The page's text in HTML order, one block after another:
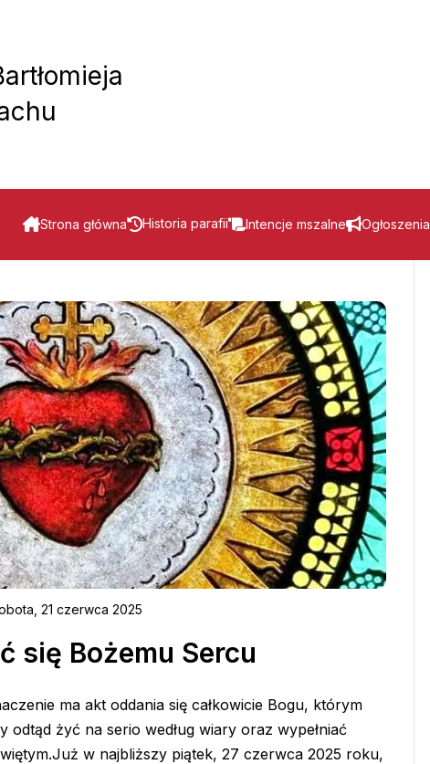
Strona główna Historia parafii Intencje mszalne Ogłoszenia
21 czerwca 2025
się Bożemu Sercu
ma akt oddania się całkowicie Bogu, którym
odtąd żyć na serio według wiary oraz wypełniać
w najbliższy piątek, 27 czerwca 2025 roku,